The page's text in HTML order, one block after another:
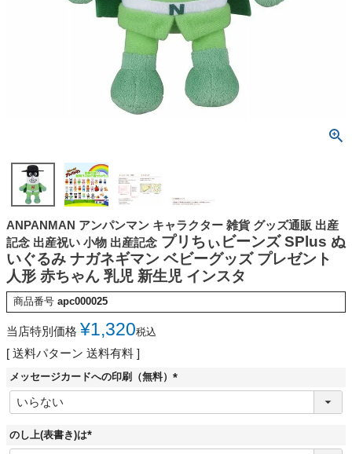
ANPANMAN アンパンマン キャラクター 雑貨 グッズ通販 出産
記念 出産祝い 小物 出産記念 プリちぃビーンズ SPlus ぬ
いぐるみ ナガネギマン ベビーグッズ プレゼント
人形 赤ちゃん 乳児 新生児 インスタ
商品番号 apc000025
当店特別価格 ¥1,320税込
送料パターン 送料有料
メッセージカードへの印刷（無料）
(
須
のし上(表書き)は
(